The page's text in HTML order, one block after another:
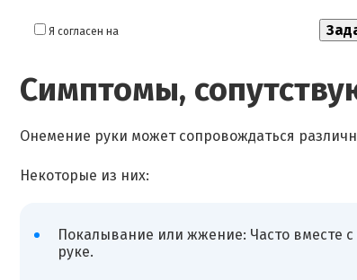
Я согласен на
Симптомы,
Онемение руки может сопровождаться
Некоторые из них:
Покалывание или жжение: Часто вместе
руке.